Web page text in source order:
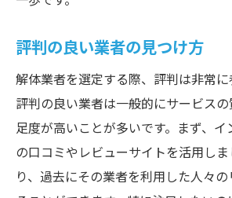
評判の良い業者の見つけ方
解体業者を選定する際、評判は非常に
評判の良い業者は一般的にサービス
足度が高いことが多いです。まず、イ
の口コミやレビューサイトを活用し
り、過去にその業者を利用した人々